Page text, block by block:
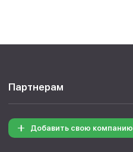
Партнерам
Добавить свою компанию